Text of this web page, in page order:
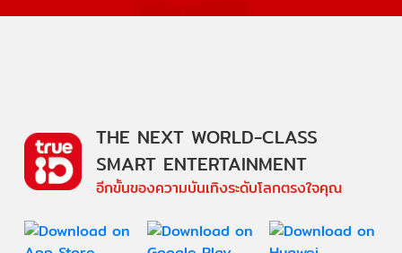
THE NEXT WORLD-CLASS
SMART ENTERTAINMENT
อีกขั้นของความบันเทิงระดับโลกตรงใจคุณ